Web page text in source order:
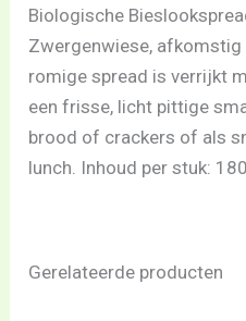
Biologische
Zwergenwiese, afkomstig
romige spread is verrijkt
een frisse, licht pittige
brood of crackers of als
lunch. Inhoud per stuk:
Gerelateerde producten